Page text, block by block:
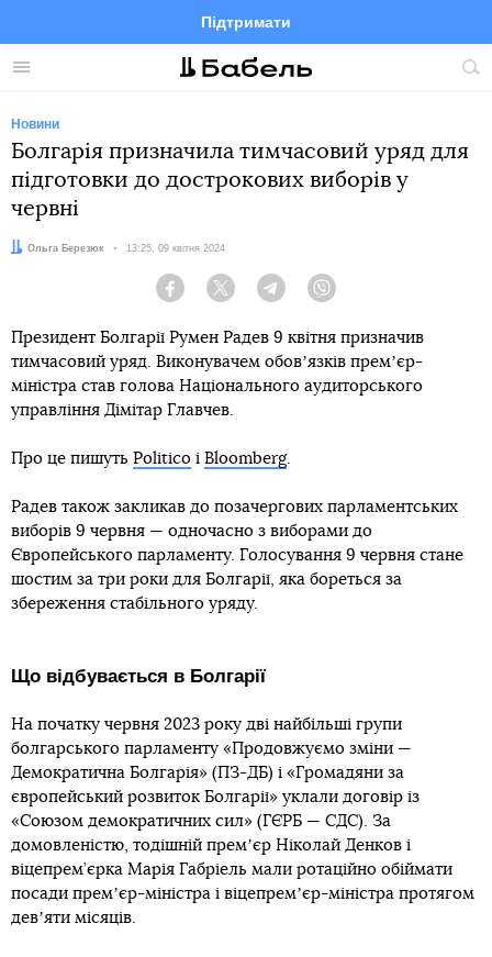
Меню
Підтримати
FacebookTelegramTwitter
Новини
Болгарія призначила тимчасовий уряд для
підготовки до дострокових виборів у
червні
Автор:
Ольга Березюк Дата:
13:25, 09 квітня 2024
Facebook Twitter Telegram
Президент Болгарії Румен Радев 9 квітня призначив
тимчасовий уряд. Виконувачем обовʼязків премʼєр-
міністра став голова Національного аудиторського
управління Дімітар Главчев.
Про це пишуть Politico і Bloomberg.
Радев також закликав до позачергових парламентських
виборів 9 червня — одночасно з виборами до
Європейського парламенту. Голосування 9 червня стане
шостим за три роки для Болгарії, яка бореться за
збереження стабільного уряду.
Що відбувається в Болгарії
На початку червня 2023 року дві найбільші групи
болгарського парламенту «Продовжуємо зміни —
Демократична Болгарія» (ПЗ-ДБ) і «Громадяни за
європейський розвиток Болгарії» уклали договір із
«Союзом демократичних сил» (ГЄРБ — СДС). За
домовленістю, тодішній премʼєр Ніколай Денков і
віцепрем’єрка Марія Габріель мали ротаційно обіймати
посади премʼєр-міністра і віцепремʼєр-міністра протягом
девʼяти місяців.